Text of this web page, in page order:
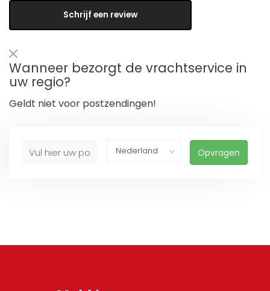
Schrijf een review
Wanneer bezorgt de vrachtservice in
uw regio?
Geldt niet voor postzendingen!
Opvragen